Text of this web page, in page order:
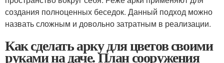
создания полноценных беседок. Данный подход можно
назвать сложным и довольно затратным в реализации.
Как сделать арку для цветов своими
руками на даче. План сооружения